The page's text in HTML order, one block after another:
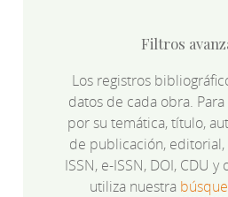
Filtros
Los registros
datos de cada obra.
por su temática, título,
de publicación, editorial,
ISSN, e-ISSN, DOI, CDU
utiliza nuestra